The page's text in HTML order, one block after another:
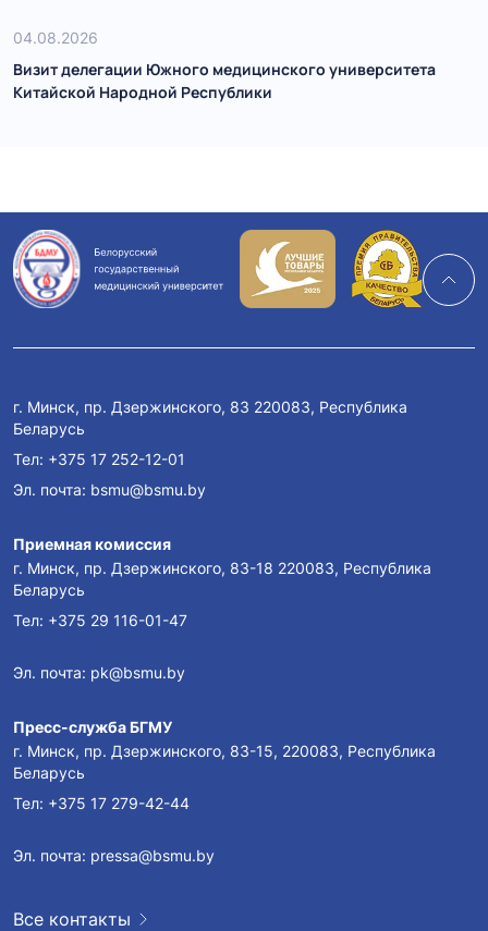
04.08.2026
Визит делегации Южного медицинского университета
Китайской Народной Республики
г. Минск, пр. Дзержинского, 83 220083, Республика
Беларусь
Тел: +375 17 252-12-01
Эл. почта: bsmu@bsmu.by
Приемная комиссия
г. Минск, пр. Дзержинского, 83-18 220083, Республика
Беларусь
Тел: +375 29 116-01-47
Эл. почта: pk@bsmu.by
Пресс-служба БГМУ
г. Минск, пр. Дзержинского, 83-15, 220083, Республика
Беларусь
Тел: +375 17 279-42-44
Эл. почта: pressa@bsmu.by
Все контакты